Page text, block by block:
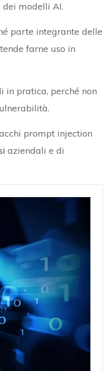
modelli AI.
parte integrante delle
farne uso in
pratica, perché non
prompt injection
aziendali e di